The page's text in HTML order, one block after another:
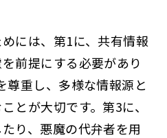
には、第1に、共有情報
前提にする必要があり
尊重し、多様な情報源と
とが大切です。第3に、
り、悪魔の代弁者を用